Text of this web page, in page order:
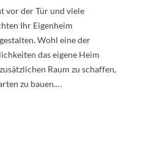
vor der Tür und viele
Ihr Eigenheim
Wohl eine der
das eigene Heim
Raum zu schaffen,
zu bauen.…